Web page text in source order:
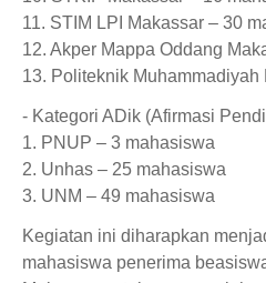
11. STIM LPI Makassar – 30
12. Akper Mappa Oddang
13. Politeknik
- Kategori ADik (Afirmasi
1. PNUP – 3 mahasiswa
2. Unhas – 25 mahasiswa
3. UNM – 49 mahasiswa
Kegiatan ini diharapkan
mahasiswa penerima